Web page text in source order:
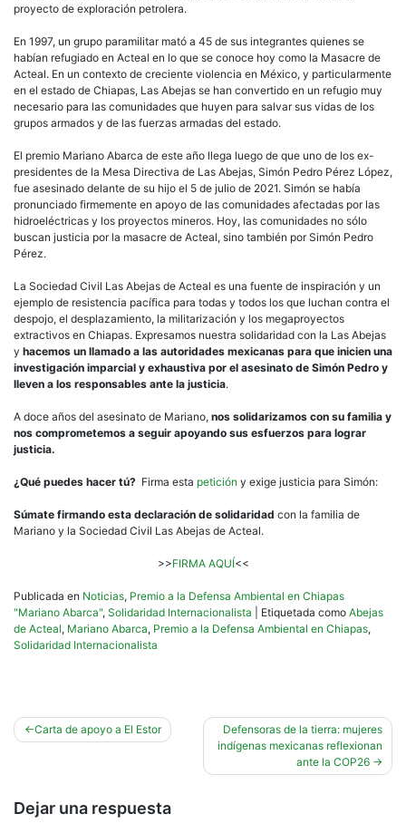
proyecto de exploración petrolera.
En 1997, un grupo paramilitar mató a 45 de sus integrantes quienes se
habían refugiado en Acteal en lo que se conoce hoy como la Masacre de
Acteal. En un contexto de creciente violencia en México, y particularmente
en el estado de Chiapas, Las Abejas se han convertido en un refugio muy
necesario para las comunidades que huyen para salvar sus vidas de los
grupos armados y de las fuerzas armadas del estado.
El premio Mariano Abarca de este año llega luego de que uno de los ex-
presidentes de la Mesa Directiva de Las Abejas, Simón Pedro Pérez López,
fue asesinado delante de su hijo el 5 de julio de 2021. Simón se había
pronunciado firmemente en apoyo de las comunidades afectadas por las
hidroeléctricas y los proyectos mineros. Hoy, las comunidades no sólo
buscan justicia por la masacre de Acteal, sino también por Simón Pedro
Pérez.
La Sociedad Civil Las Abejas de Acteal es una fuente de inspiración y un
ejemplo de resistencia pacífica para todas y todos los que luchan contra el
despojo, el desplazamiento, la militarización y los megaproyectos
extractivos en Chiapas. Expresamos nuestra solidaridad con la Las Abejas
y hacemos un llamado a las autoridades mexicanas para que inicien una
investigación imparcial y exhaustiva por el asesinato de Simón Pedro y
lleven a los responsables ante la justicia.
A doce años del asesinato de Mariano, nos solidarizamos con su familia y
nos comprometemos a seguir apoyando sus esfuerzos para lograr
justicia.
¿Qué puedes hacer tú? Firma esta petición y exige justicia para Simón:
Súmate firmando esta declaración de solidaridad con la familia de
Mariano y la Sociedad Civil Las Abejas de Acteal.
>>FIRMA AQUÍ<<
Publicada en Noticias, Premio a la Defensa Ambiental en Chiapas
"Mariano Abarca", Solidaridad Internacionalista Etiquetada como Abejas
de Acteal, Mariano Abarca, Premio a la Defensa Ambiental en Chiapas,
Solidaridad Internacionalista
Navegación
Carta de apoyo a El Estor
Defensoras de la tierra: mujeres
indígenas mexicanas reflexionan
ante la COP26
Dejar una respuesta